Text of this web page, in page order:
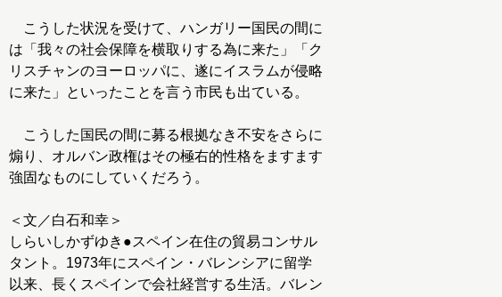
こうした状況を受けて、ハンガリー国民の間に
は「我々の社会保障を横取りする為に来た」「ク
リスチャンのヨーロッパに、遂にイスラムが侵略
に来た」といったことを言う市民も出ている。
こうした国民の間に募る根拠なき不安をさらに
煽り、オルバン政権はその極右的性格をますます
強固なものにしていくだろう。
＜文／白石和幸＞
しらいしかずゆき●スペイン在住の貿易コンサル
タント。1973年にスペイン・バレンシアに留学
以来、長くスペインで会社経営する生活。バレン